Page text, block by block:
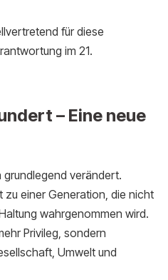
für diese
im 21.
– Eine neue
grundlegend verändert.
zu einer Generation, die nicht
wahrgenommen wird.
Privileg, sondern
Umwelt und